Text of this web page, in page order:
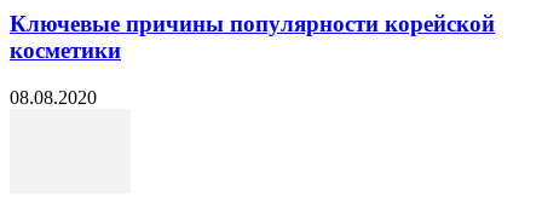
Ключевые причины популярности корейской
косметики
08.08.2020